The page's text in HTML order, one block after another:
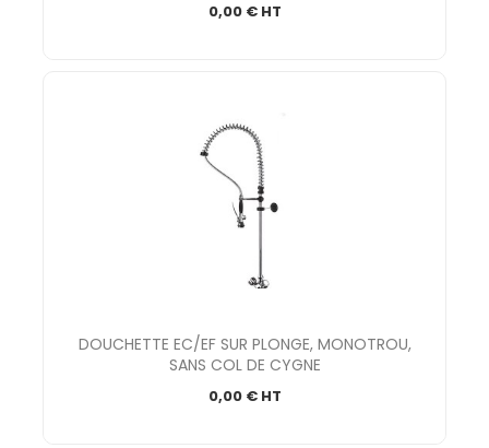
0,00 € HT
DOUCHETTE EC/EF SUR PLONGE, MONOTROU,
SANS COL DE CYGNE
0,00 € HT